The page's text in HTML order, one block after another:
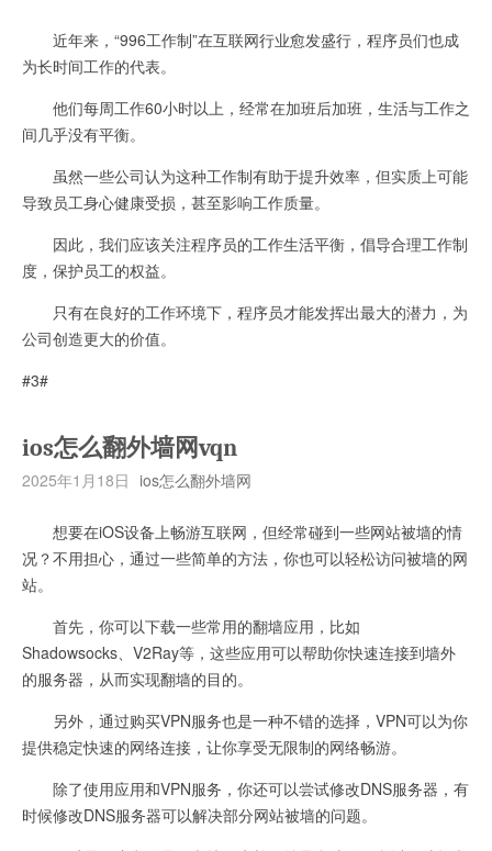
近年来，“996工作制”在互联网行业愈发盛行，程序员们也成
为长时间工作的代表。
他们每周工作60小时以上，经常在加班后加班，生活与工作之
间几乎没有平衡。
虽然一些公司认为这种工作制有助于提升效率，但实质上可能
导致员工身心健康受损，甚至影响工作质量。
因此，我们应该关注程序员的工作生活平衡，倡导合理工作制
度，保护员工的权益。
只有在良好的工作环境下，程序员才能发挥出最大的潜力，为
公司创造更大的价值。
#3#
ios怎么翻外墙网vqn
2025年1月18日 ios怎么翻外墙网
想要在iOS设备上畅游互联网，但经常碰到一些网站被墙的情
况？不用担心，通过一些简单的方法，你也可以轻松访问被墙的网
站。
首先，你可以下载一些常用的翻墙应用，比如
Shadowsocks、V2Ray等，这些应用可以帮助你快速连接到墙外
的服务器，从而实现翻墙的目的。
另外，通过购买VPN服务也是一种不错的选择，VPN可以为你
提供稳定快速的网络连接，让你享受无限制的网络畅游。
除了使用应用和VPN服务，你还可以尝试修改DNS服务器，有
时候修改DNS服务器可以解决部分网站被墙的问题。